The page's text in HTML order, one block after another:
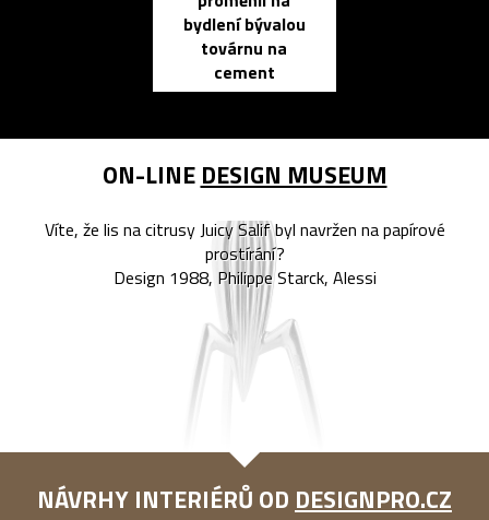
bydlení bývalou
továrnu na
cement
ON-LINE DESIGN MUSEUM
Víte, že lis na citrusy Juicy Salif byl navržen na papírové
prostírání?
Design 1988, Philippe Starck, Alessi
NÁVRHY INTERIÉRŮ OD DESIGNPRO.CZ